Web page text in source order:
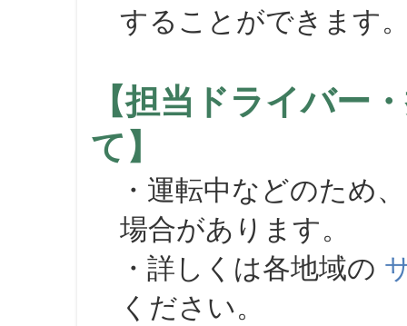
することができます
【担当ドライバー
て】
・運転中などのため
場合があります。
・詳しくは各地域の
ください。